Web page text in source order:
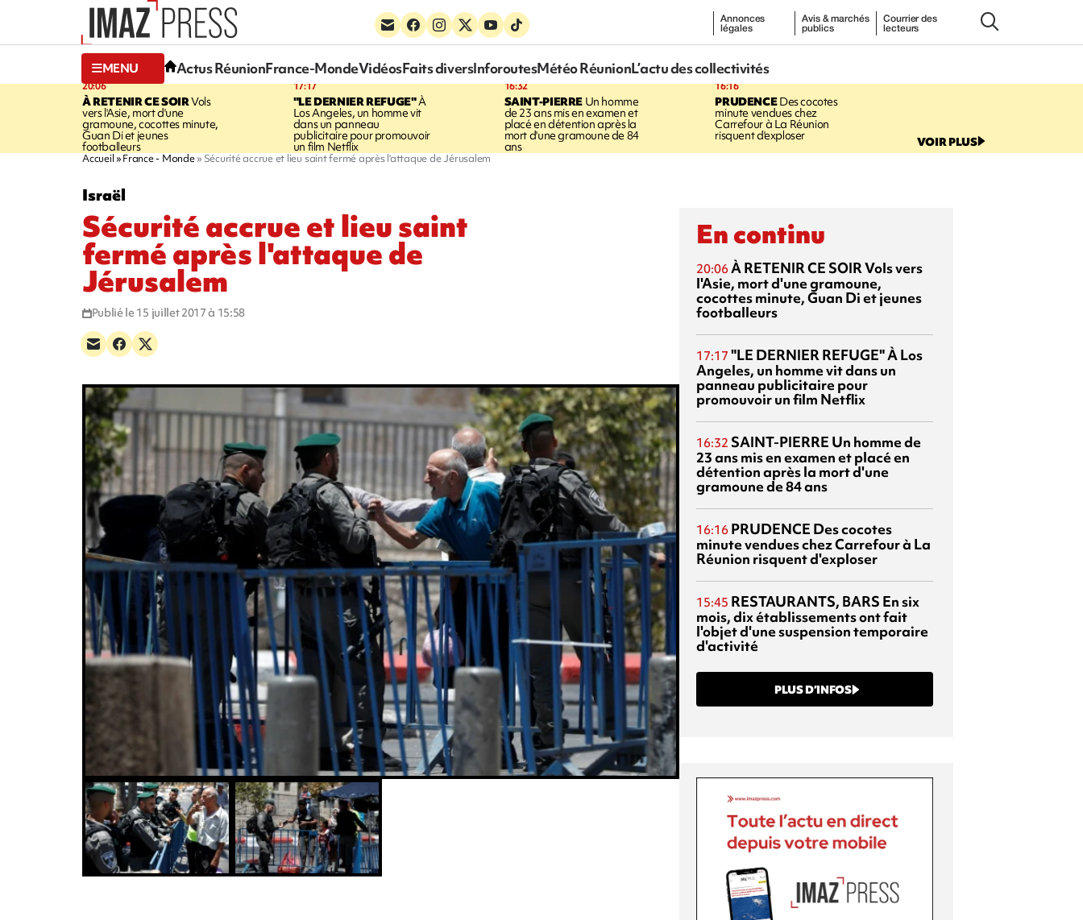
Annonces
légales
Avis & marchés
publics
Courrier des
lecteurs
MENU Actus RéunionFrance-MondeVidéosFaits diversInforoutesMétéo RéunionL’actu des collectivités
20:06
À RETENIR CE SOIRVols
vers l'Asie, mort d'une
gramoune, cocottes minute,
Guan Di et jeunes
footballeurs
17:17
"LE DERNIER REFUGE"À
Los Angeles, un homme vit
dans un panneau
publicitaire pour promouvoir
un film Netflix
16:32
SAINT-PIERREUn homme
de 23 ans mis en examen et
placé en détention après la
mort d'une gramoune de 84
ans
16:16
PRUDENCEDes cocotes
minute vendues chez
Carrefour à La Réunion
risquent d'exploser VOIR PLUS
Accueil France - Monde Sécurité accrue et lieu saint fermé après l'attaque de Jérusalem
Israël
Sécurité accrue et lieu saint
fermé après l'attaque de
Jérusalem
Publié le 15 juillet 2017 à 15:58
En continu
20:06À RETENIR CE SOIRVols vers
l'Asie, mort d'une gramoune,
cocottes minute, Guan Di et jeunes
footballeurs
17:17 "LE DERNIER REFUGE"À Los
Angeles, un homme vit dans un
panneau publicitaire pour
promouvoir un film Netflix
16:32 SAINT-PIERRE Un homme de
23 ans mis en examen et placé en
détention après la mort d'une
gramoune de 84 ans
16:16 PRUDENCE Des cocotes
minute vendues chez Carrefour à La
Réunion risquent d'exploser
15:45 RESTAURANTS, BARS En six
mois, dix établissements ont fait
l'objet d'une suspension temporaire
d'activité
PLUS D’INFOS